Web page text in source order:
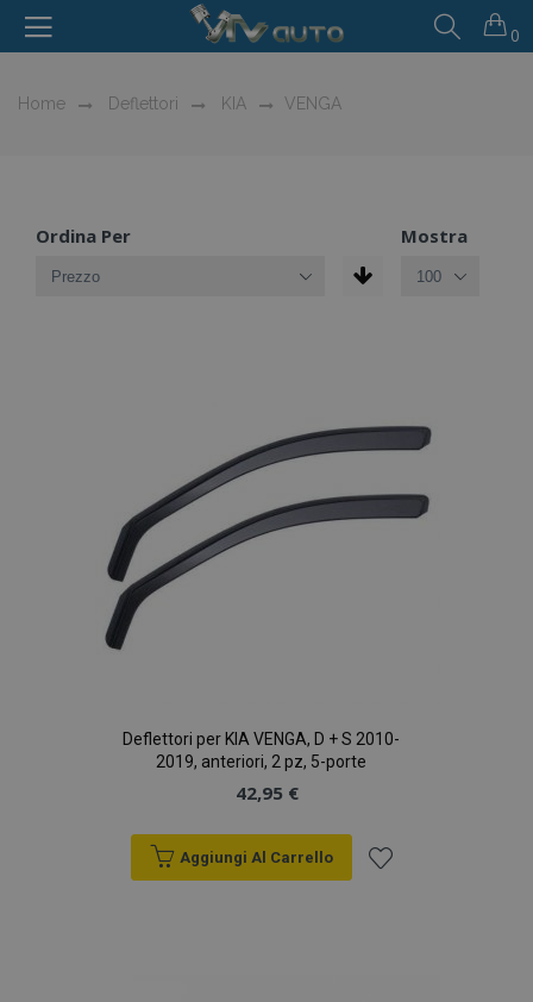
0
Home Deflettori KIA VENGA
Ordina Per Mostra
Deflettori per KIA VENGA, D + S 2010-
2019, anteriori, 2 pz, 5-porte
42,95 €
Aggiungi Al Carrello